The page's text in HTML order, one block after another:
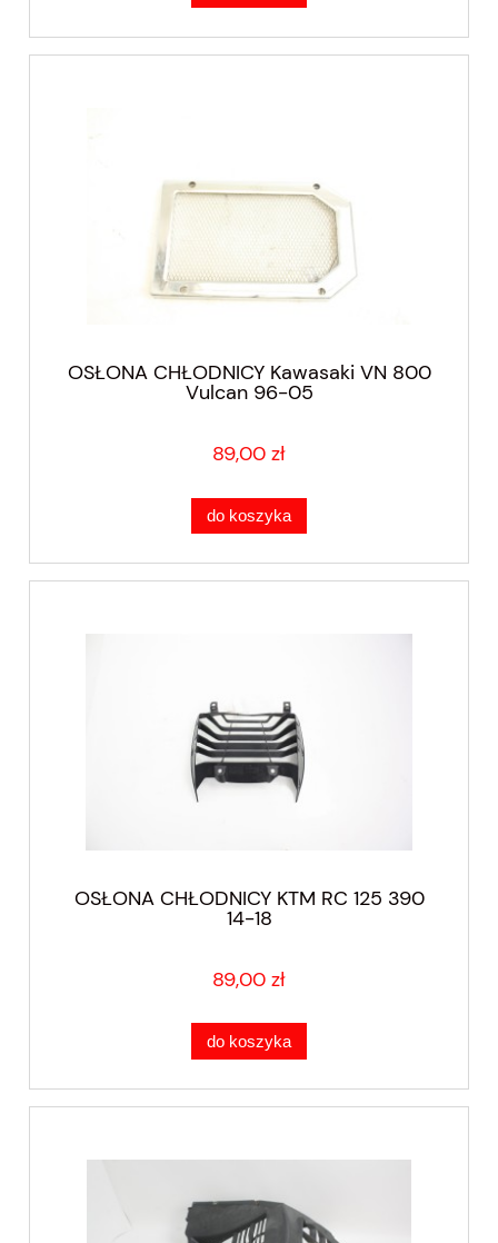
OSŁONA CHŁODNICY Kawasaki VN 800
Vulcan 96-05
89,00 zł
do koszyka
OSŁONA CHŁODNICY KTM RC 125 390
14-18
89,00 zł
do koszyka